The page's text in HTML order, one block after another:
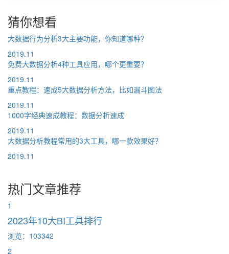
猜你想看
大数据行为分析3大主要功能，你知道哪种？
2019.11
免费大数据分析4种工具应用，哪个更重要？
2019.11
重点教程：速成5大数据分析方法，比如漏斗图法
2019.11
1000字经典速成教程：数据分析速成
2019.11
大数据分析教程常用的3大工具，哪一款效果好？
2019.11
热门文章推荐
1
2023年10大BI工具排行
浏览：103342
2